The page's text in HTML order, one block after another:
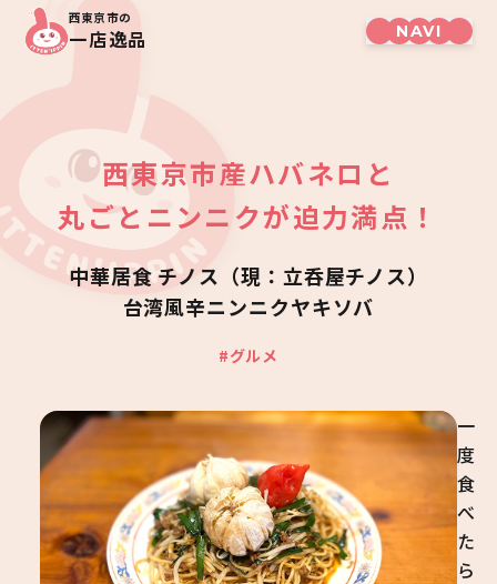
西東京市の
一店逸品
西東京市産ハバネロと
丸ごとニンニクが迫力満点！
中華居食 チノス（現：立呑屋チノス）
台湾風辛ニンニクヤキソバ
#グルメ
一
度
食
べ
た
ら